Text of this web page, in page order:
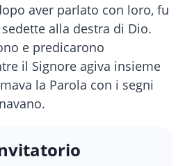
aver parlato con loro, fu
alla destra di Dio.
e predicarono
il Signore agiva insieme
la Parola con i segni